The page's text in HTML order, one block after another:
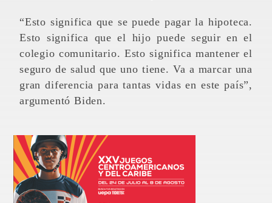
“Esto significa que se puede pagar la hipoteca.
Esto significa que el hijo puede seguir en el
colegio comunitario. Esto significa mantener el
seguro de salud que uno tiene. Va a marcar una
gran diferencia para tantas vidas en este país”,
argumentó Biden.